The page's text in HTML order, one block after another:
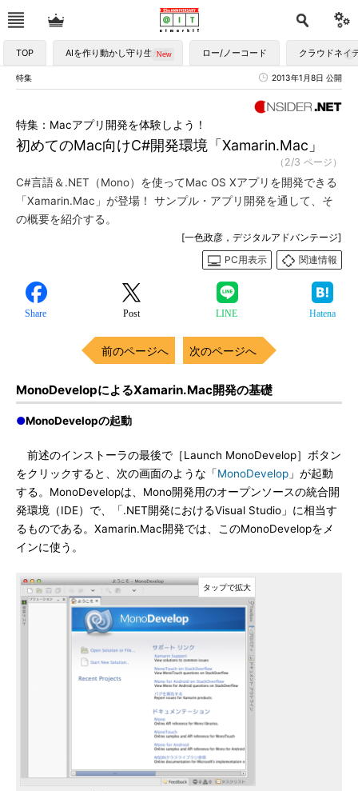
TOP AIを作り動かし守り生かす ロー/ノーコード クラウドネイ
特集 2013年1月8日 公開
初めてのMac向けC#開発環境「Xamarin.Mac」
特集：Macアプリ開発を体験しよう！
（2/3 ページ）
C#言語＆.NET（Mono）を使ってMac OS Xアプリを開発できる
「Xamarin.Mac」が登場！ サンプル・アプリ開発を通して、そ
の概要を紹介する。
[一色政彦，デジタルアドバンテージ]
PC用表示
関連情報
Share Post LINE Hatena
前のページへ 次のページへ
MonoDevelopによるXamarin.Mac開発の基礎
●MonoDevelopの起動
前述のインストーラの最後で［Launch MonoDevelop］ボタン
をクリックすると、次の画面のような「MonoDevelop 」が起動
する。MonoDevelopは、Mono開発用のオープンソースの統合開
発環境（IDE）で、「.NET開発におけるVisual Studio」に相当す
るものである。Xamarin.Mac開発では、このMonoDevelopをメ
インに使う。